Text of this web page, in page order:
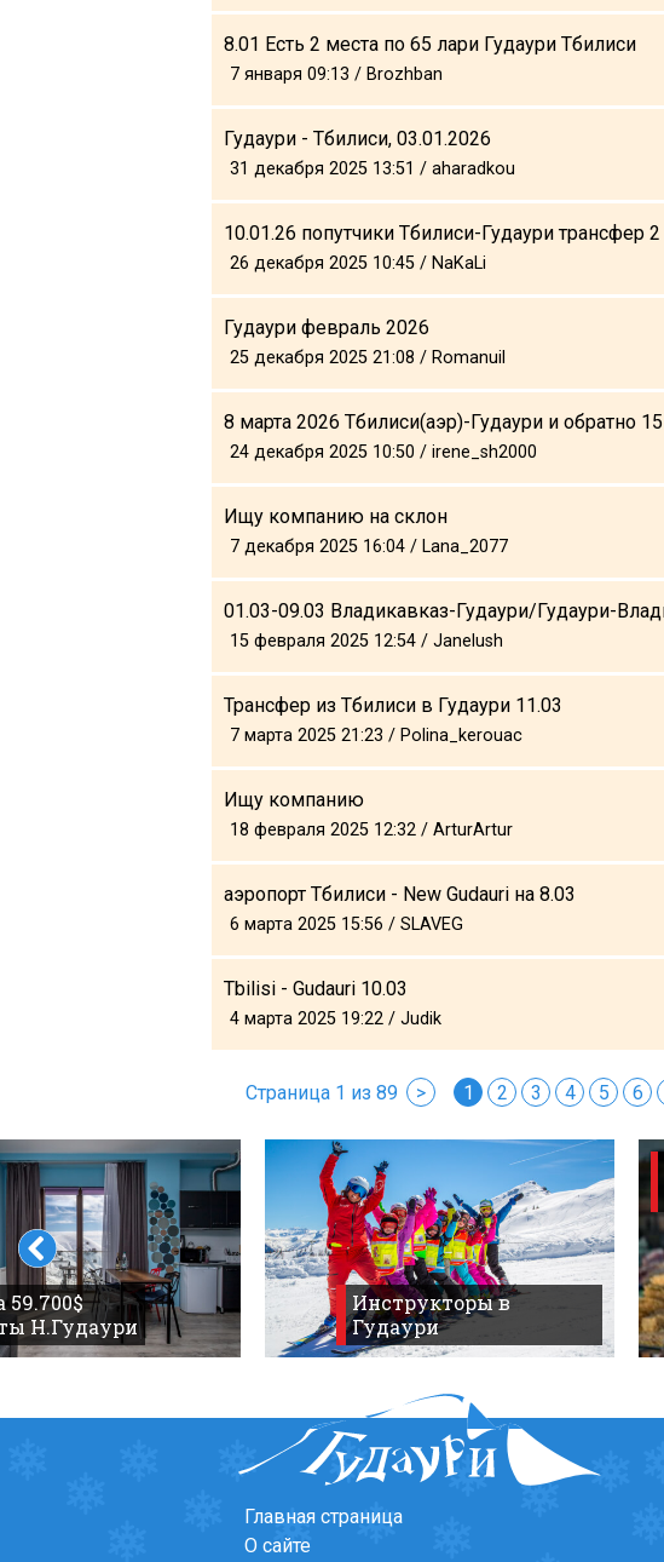
8.01 Есть 2 места по 65 лари Гудаури Тбилиси
7 января 09:13 / Brozhban
Гудаури - Тбилиси, 03.01.2026
31 декабря 2025 13:51 / aharadkou
10.01.26 попутчики Тбилиси-Гудаури трансфер
26 декабря 2025 10:45 / NaKaLi
Гудаури февраль 2026
25 декабря 2025 21:08 / Romanuil
8 марта 2026 Тбилиси(aэр)-Гудаури и обратно
24 декабря 2025 10:50 / irene_sh2000
Ищу компанию на склон
7 декабря 2025 16:04 / Lana_2077
01.03-09.03 Владикавказ-Гудаури/Гудаури-
15 февраля 2025 12:54 / Janelush
Трансфер из Тбилиси в Гудаури 11.03
7 марта 2025 21:23 / Polina_kerouac
Ищу компанию
18 февраля 2025 12:32 / ArturArtur
аэропорт Тбилиси - New Gudauri на 8.03
6 марта 2025 15:56 / SLAVEG
Tbilisi - Gudauri 10.03
4 марта 2025 19:22 / Judik
Страница 1 из 89 > 1 2 3 4 5 6
59.700$
Н.Гудаури
Инструкторы в
Гудаури
Главная страница
О сайте